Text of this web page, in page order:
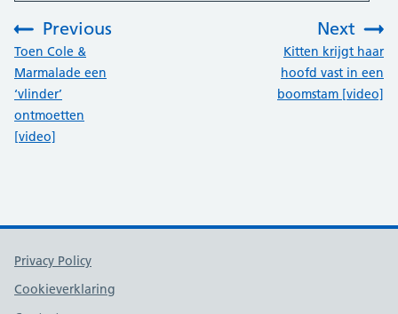
Previous
:Toen Cole &
Marmalade een
‘vlinder’
ontmoetten
[video]
Next
:
Kitten krijgt haar
hoofd vast in een
boomstam [video]
Support links
Privacy Policy
Cookieverklaring